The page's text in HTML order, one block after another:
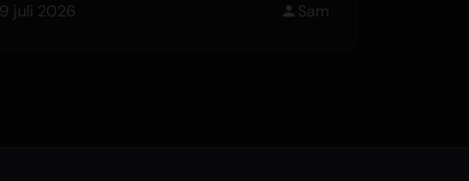
juli 2026 Sam